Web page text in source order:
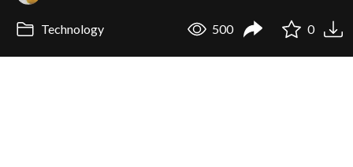
Technology 500 0